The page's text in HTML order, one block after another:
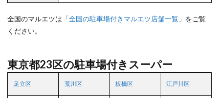
全国のマルエツは「全国の駐車場付きマルエツ店舗一覧 」をご覧
ください。
東京都23区の駐車場付きスーパー
足立区 荒川区 板橋区 江戸川区